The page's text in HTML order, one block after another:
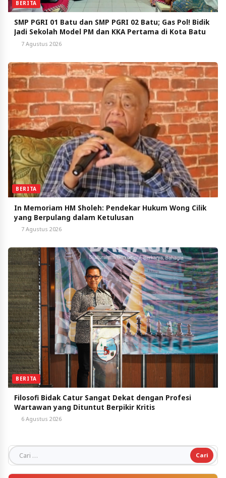
BERITA
SMP PGRI 01 Batu dan SMP PGRI 02 Batu; Gas Pol! Bidik
Jadi Sekolah Model PM dan KKA Pertama di Kota Batu
7 Agustus 2026
BERITA
In Memoriam HM Sholeh: Pendekar Hukum Wong Cilik
yang Berpulang dalam Ketulusan
7 Agustus 2026
BERITA
Filosofi Bidak Catur Sangat Dekat dengan Profesi
Wartawan yang Dituntut Berpikir Kritis
6 Agustus 2026
Cari untuk: